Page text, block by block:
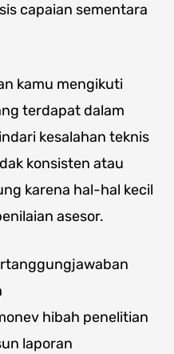
capaian sementara
kamu mengikuti
terdapat dalam
kesalahan teknis
konsisten atau
karena hal-hal kecil
asesor.
hibah penelitian
laporan